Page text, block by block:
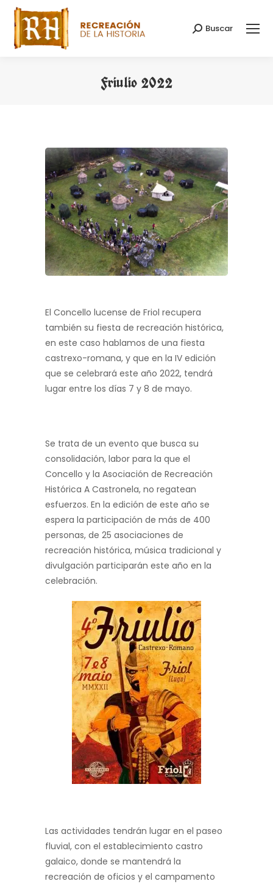
Buscar:
Buscar
Friulio 2022
El Concello lucense de Friol recupera
también su fiesta de recreación histórica,
en este caso hablamos de una fiesta
castrexo-romana, y que en la IV edición
que se celebrará este año 2022, tendrá
lugar entre los días 7 y 8 de mayo.
Se trata de un evento que busca su
consolidación, labor para la que el
Concello y la Asociación de Recreación
Histórica A Castronela, no regatean
esfuerzos. En la edición de este año se
espera la participación de más de 400
personas, de 25 asociaciones de
recreación histórica, música tradicional y
divulgación participarán este año en la
celebración.
Las actividades tendrán lugar en el paseo
fluvial, con el establecimiento castro
galaico, donde se mantendrá la
recreación de oficios y el campamento